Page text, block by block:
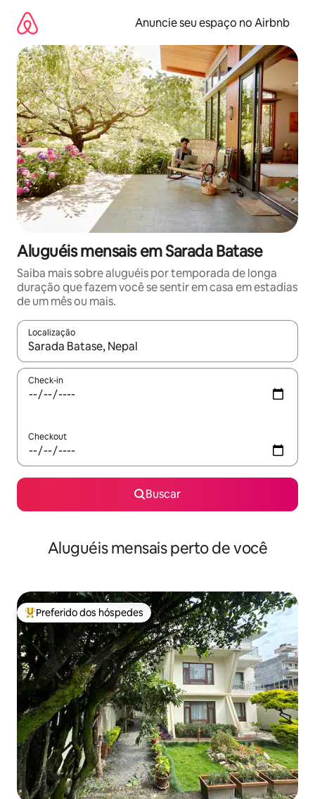
para
conteúdo
Anuncie seu espaço no Airbnb
Aluguéis mensais em Sarada Batase
Saiba mais sobre aluguéis por temporada de longa
duração que fazem você se sentir em casa em estadias
de um mês ou mais.
Localização
Quando os resultados estiverem disponíveis, explore-os
Check-in
Checkout
Buscar
Aluguéis mensais perto de você
Entre os melhores preferidos dos hóspedes
Preferido dos hóspedes